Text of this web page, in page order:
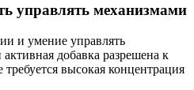
управлять механизмами
и умение управлять
добавка разрешена к
высокая концентрация